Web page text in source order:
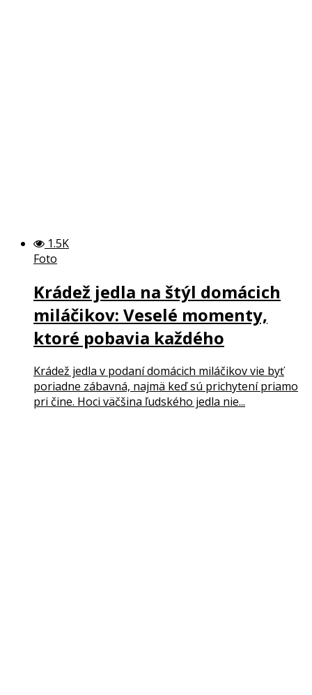
1.5K
Foto
Krádež jedla na štýl domácich
miláčikov: Veselé momenty,
ktoré pobavia každého
Krádež jedla v podaní domácich miláčikov vie byť
poriadne zábavná, najmä keď sú prichytení priamo
pri čine. Hoci väčšina ľudského jedla nie...